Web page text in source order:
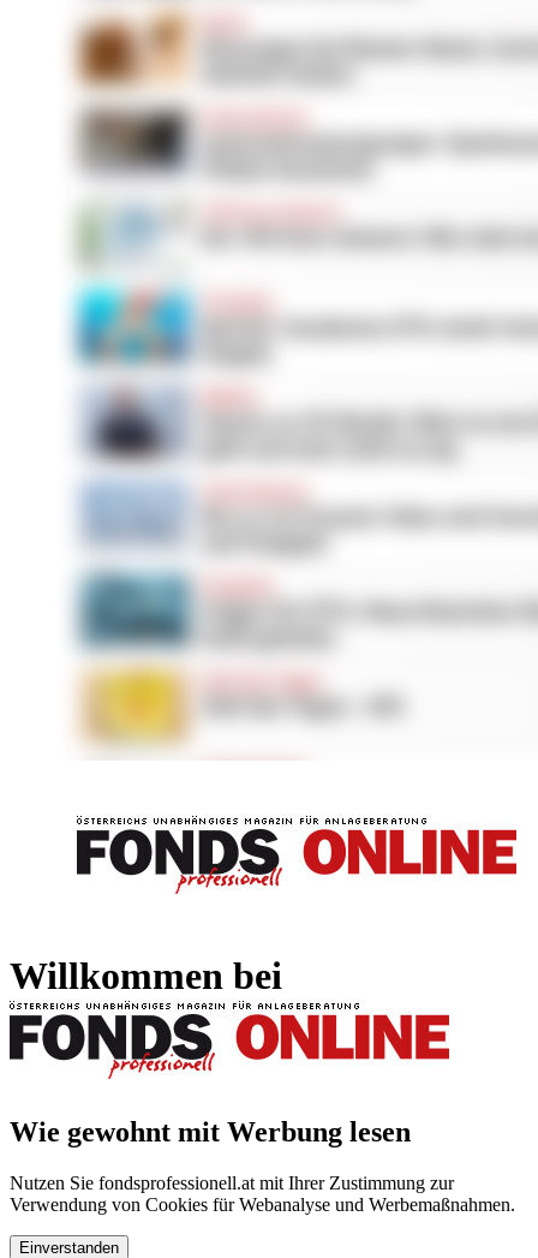
Willkommen bei
Wie gewohnt mit Werbung lesen
Nutzen Sie fondsprofessionell.at mit Ihrer Zustimmung zur
Verwendung von Cookies für Webanalyse und Werbemaßnahmen.
Einverstanden